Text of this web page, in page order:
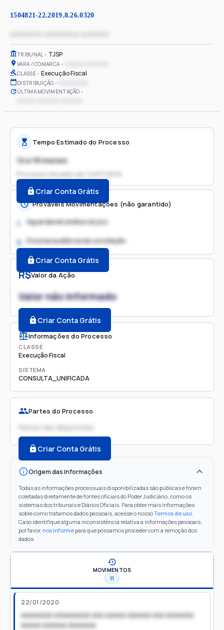
1504821-22.2019.8.26.0320
TRIBUNAL TJSP
VARA / COMARCA
CLASSE Execução Fiscal
DISTRIBUIÇÃO
ÚLTIMA MOVIMENTAÇÃO
R$Valor da Ação
Valor não informado
Criar Conta Grátis
Informações do Processo
CLASSE
Execução Fiscal
SISTEMA
CONSULTA_UNIFICADA
Partes do Processo
Partes não disponíveis
Criar Conta Grátis
Origem das informações
Todas as informações processuais disponibilizadas são públicas e foram
coletadas diretamente de fontes oficiais do Poder Judiciário, como os
sistemas dos tribunais e Diários Oficiais. Para obter mais informações
sobre como tratamos dados pessoais, acesse o nossoTermos de uso.
Caso identifique alguma inconsistência relativa a informações pessoais,
por favor, nos informe para que possamos proceder com a remoção dos
dados.
Tempo Estimado do Processo
12 a 18 meses
Processo iniciado em
Criar Conta Grátis
Prováveis Movimentações (não garantido)
1. Aguardando análise do juiz
2. Possível audiência de conciliação
Criar Conta Grátis
MOVIMENTOS
11
22/01/2020
xxxxxxxx xxxxxxxxx xxx xxxxx xxxxxx xxx xxxxxxx
xxxxx xxxxxx xxxxxxx